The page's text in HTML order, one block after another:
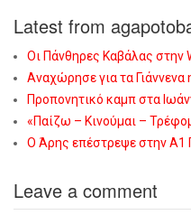
Latest from
Οι Πάνθηρες Καβάλας στην
Αναχώρησε για τα Γιάννενα
Προπονητικό καμπ στα
«Παίζω – Κινούμαι –
Ο Άρης επέστρεψε στην Α1
Leave a comment